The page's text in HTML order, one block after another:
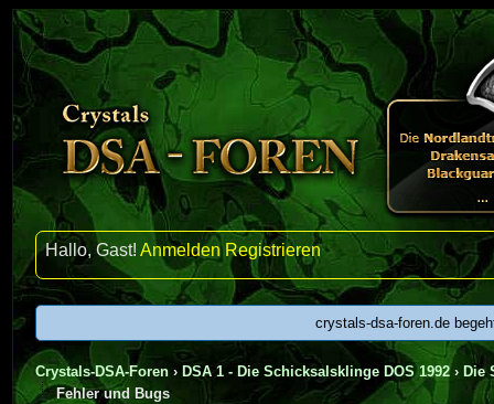
Hallo, Gast!Anmelden Registrieren
crystals-dsa-foren.de
Crystals-DSA-Foren › DSA 1 - Die Schicksalsklinge DOS 1992› Die
Fehler und Bugs